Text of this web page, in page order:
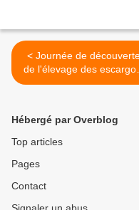
< Journée de découverte
de l'élevage des escargots
au CFPPA de La Motte-
Hébergé par Overblog
Top articles
Pages
Contact